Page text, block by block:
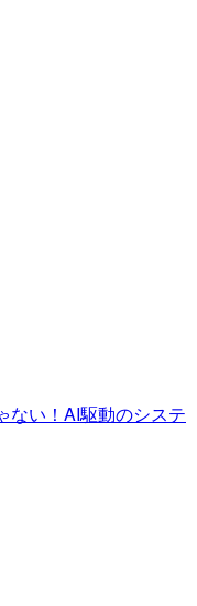
ない！AI駆動のシステ